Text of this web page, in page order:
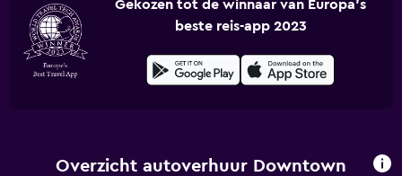
Gekozen tot de winnaar van Europa's
beste reis-app 2023
Overzicht autoverhuur Downtown